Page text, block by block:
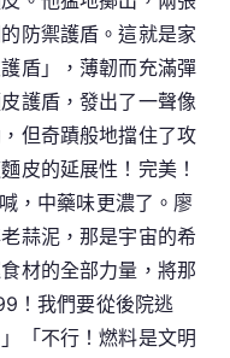
防禦護盾。這就是家
盾」，薄韌而充滿彈
護盾，發出了一聲像
但奇蹟般地擋住了攻
皮的延展性！完美！
，中藥味更濃了。廖
蒜泥，那是宇宙的希
材的全部力量，將那
！我們要從後院逃
「不行！燃料是文明